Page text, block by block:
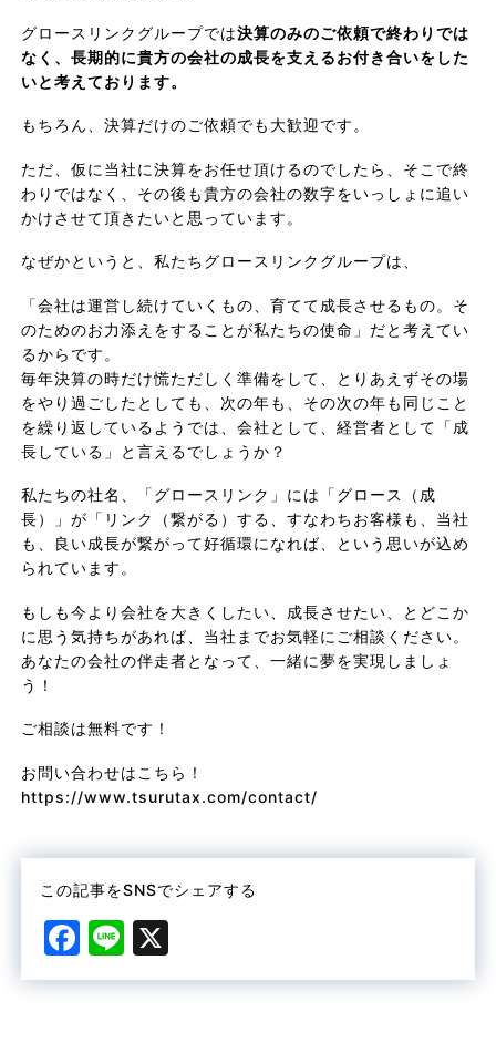
グロースリンクグループでは決算のみのご依頼で終わりでは
なく、長期的に貴方の会社の成長を支えるお付き合いをした
いと考えております。
もちろん、決算だけのご依頼でも大歓迎です。
ただ、仮に当社に決算をお任せ頂けるのでしたら、そこで終
わりではなく、その後も貴方の会社の数字をいっしょに追い
かけさせて頂きたいと思っています。
なぜかというと、私たちグロースリンクグループは、
「会社は運営し続けていくもの、育てて成長させるもの。そ
のためのお力添えをすることが私たちの使命」だと考えてい
るからです。
毎年決算の時だけ慌ただしく準備をして、とりあえずその場
をやり過ごしたとしても、次の年も、その次の年も同じこと
を繰り返しているようでは、会社として、経営者として「成
長している」と言えるでしょうか？
私たちの社名、「グロースリンク」には「グロース（成
長）」が「リンク（繋がる）する、すなわちお客様も、当社
も、良い成長が繋がって好循環になれば、という思いが込め
られています。
もしも今より会社を大きくしたい、成長させたい、とどこか
に思う気持ちがあれば、当社までお気軽にご相談ください。
あなたの会社の伴走者となって、一緒に夢を実現しましょ
う！
ご相談は無料です！
お問い合わせはこちら！
https://www.tsurutax.com/contact/
この記事をSNSでシェアする
F
a
Li
n